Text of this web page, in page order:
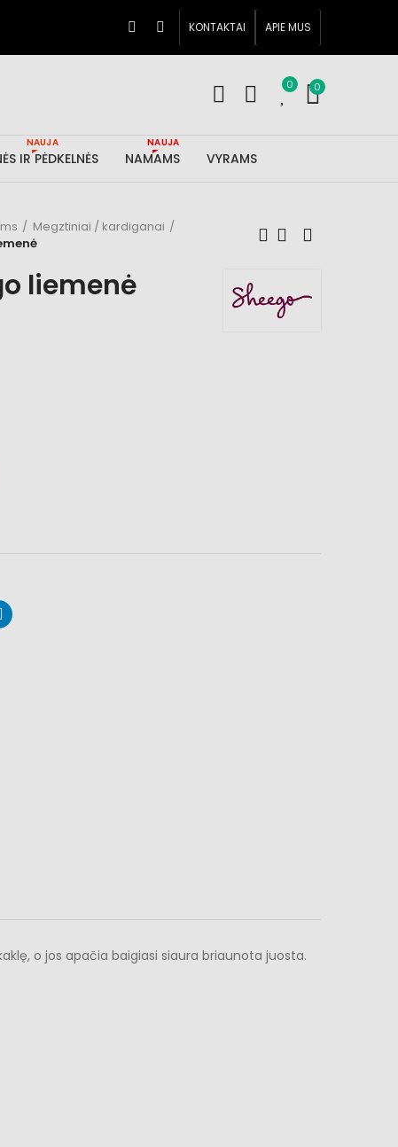
KONTAKTAI APIE MUS
0 0
IR PĖDKELNĖS
NAUJA
NAMAMS
NAUJA
VYRAMS
Megztiniai / kardiganai
liemenė
o jos apačia baigiasi siaura briaunota juosta.